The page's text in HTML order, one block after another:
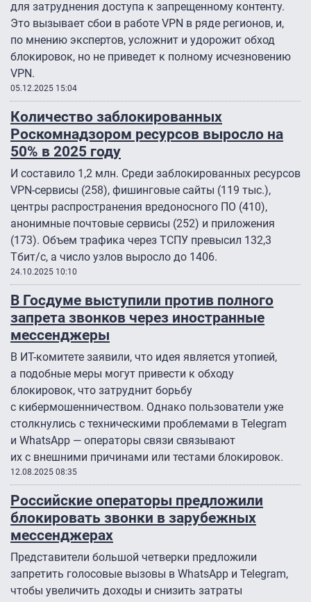
для затруднения доступа к запрещенному контенту.
Это вызывает сбои в работе VPN в ряде регионов, и,
по мнению экспертов, усложнит и удорожит обход
блокировок, но не приведет к полному исчезновению
VPN.
05.12.2025 15:04
Количество заблокированных
Роскомнадзором ресурсов выросло на
50% в 2025 году
И составило 1,2 млн. Среди заблокированных ресурсов
VPN-сервисы (258), фишинговые сайты (119 тыс.),
центры распространения вредоносного ПО (410),
анонимные почтовые сервисы (252) и приложения
(173). Объем трафика через ТСПУ превысил 132,3
Тбит/с, а число узлов выросло до 1406.
24.10.2025 10:10
В Госдуме выступили против полного
запрета звонков через иностранные
мессенджеры
В ИТ-комитете заявили, что идея является утопией,
а подобные меры могут привести к обходу
блокировок, что затруднит борьбу
с кибермошенничеством. Однако пользователи уже
столкнулись с техническими проблемами в Telegram
и WhatsApp — операторы связи связывают
их с внешними причинами или тестами блокировок.
12.08.2025 08:35
Российские операторы предложили
блокировать звонки в зарубежных
мессенджерах
Представители большой четверки предложили
запретить голосовые вызовы в WhatsApp и Telegram,
чтобы увеличить доходы и снизить затраты